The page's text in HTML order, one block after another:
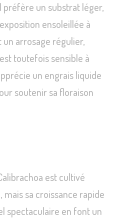
préfère un substrat léger,
ensoleillée à
arrosage régulier,
toutefois sensible à
un engrais liquide
soutenir sa floraison
est cultivé
sa croissance rapide
spectaculaire en font un